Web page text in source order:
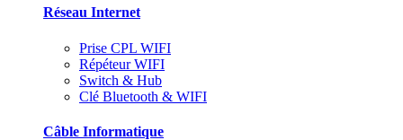
Réseau Internet
Prise CPL WIFI
Répéteur WIFI
Switch & Hub
Clé Bluetooth & WIFI
Câble Informatique